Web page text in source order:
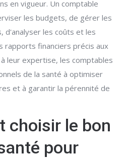
en vigueur. Un comptable
les budgets, de gérer les
d'analyser les coûts et les
rapports financiers précis aux
leur expertise, les comptables
de la santé à optimiser
et à garantir la pérennité de
choisir le bon
pour